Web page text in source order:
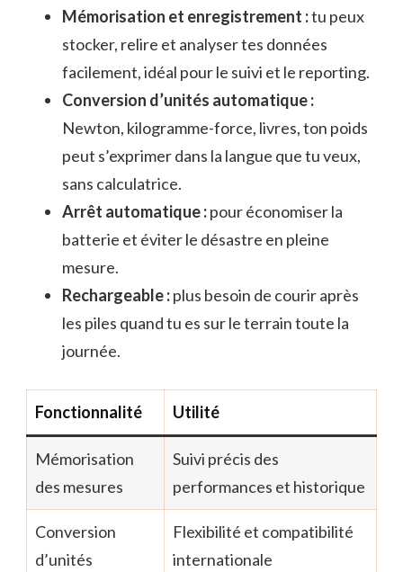
Mémorisation et enregistrement :tu peux
stocker, relire et analyser tes données
facilement, idéal pour le suivi et le reporting.
Conversion d’unités automatique :
Newton, kilogramme-force, livres, ton poids
peut s’exprimer dans la langue que tu veux,
sans calculatrice.
Arrêt automatique :pour économiser la
batterie et éviter le désastre en pleine
mesure.
Rechargeable :plus besoin de courir après
les piles quand tu es sur le terrain toute la
journée.
Fonctionnalité Utilité
Mémorisation
des mesures
Suivi précis des
performances et historique
Conversion
d’unités
Flexibilité et compatibilité
internationale